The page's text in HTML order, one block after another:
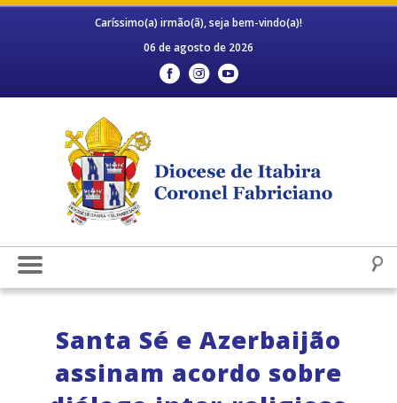
Caríssimo(a) irmão(ã), seja bem-vindo(a)!
06 de agosto de 2026
Santa Sé e Azerbaijão
assinam acordo sobre